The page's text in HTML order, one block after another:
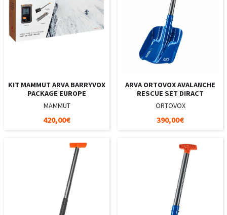
KIT MAMMUT ARVA BARRYVOX
PACKAGE EUROPE
MAMMUT
420,00€
ARVA ORTOVOX AVALANCHE
RESCUE SET DIRACT
ORTOVOX
390,00€